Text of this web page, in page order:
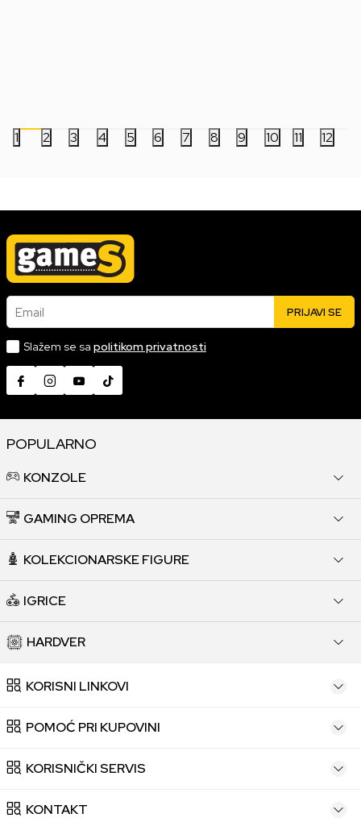
1 2 3 4 5 6 7 8 9 10 11 12
Email PRIJAVI SE
Slažem se sa politikom privatnosti
POPULARNO
KONZOLE
GAMING OPREMA
KOLEKCIONARSKE FIGURE
IGRICE
HARDVER
KORISNI LINKOVI
POMOĆ PRI KUPOVINI
KORISNIČKI SERVIS
KONTAKT